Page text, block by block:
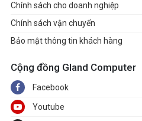
Chính sách cho doanh nghiệp
Chính sách vận chuyển
Bảo mật thông tin khách hàng
Cộng đồng Gland Computer
Facebook
Youtube